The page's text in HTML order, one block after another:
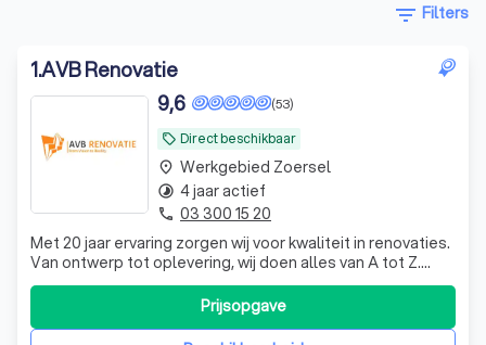
filter_list Filters
1.AVB Renovatie
local_offer Direct beschikbaar
(53)
9,6
Met 20 jaar ervaring zorgen wij voor kwaliteit in renovaties.
Van ontwerp tot oplevering, wij doen alles van A tot Z.
Binnen de 48 uur na het bezoek ontvangt u een
gedetailleerde offerte.Prijsopgave
place Werkgebied Zoersel
timelapse 4 jaar actief
phone 03 300 15 20